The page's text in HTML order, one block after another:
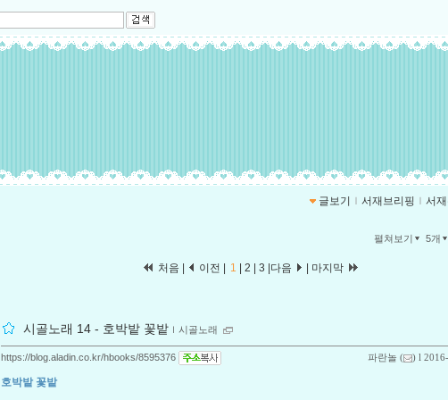
글보기 ｌ 서재브리핑 ｌ 서
펼쳐보기 5개
처음 | 이전 | 1 2 3 다음 마지막
시골노래 14 - 호박밭 꽃밭 ｌ 시골노래
파란놀 ( ) l
https://blog.aladin.co.kr/hbooks/8595376
호박밭 꽃밭